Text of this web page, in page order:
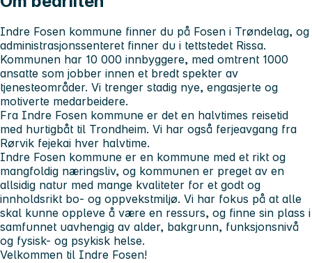
Indre Fosen kommune finner du på Fosen i Trøndelag, og
administrasjonssenteret finner du i tettstedet Rissa.
Kommunen har 10 000 innbyggere, med omtrent 1000
ansatte som jobber innen et bredt spekter av
tjenesteområder. Vi trenger stadig nye, engasjerte og
motiverte medarbeidere.
Fra Indre Fosen kommune er det en halvtimes reisetid
med hurtigbåt til Trondheim. Vi har også ferjeavgang fra
Rørvik fejekai hver halvtime.
Indre Fosen kommune er en kommune med et rikt og
mangfoldig næringsliv, og kommunen er preget av en
allsidig natur med mange kvaliteter for et godt og
innholdsrikt bo- og oppvekstmiljø. Vi har fokus på at alle
skal kunne oppleve å være en ressurs, og finne sin plass i
samfunnet uavhengig av alder, bakgrunn, funksjonsnivå
og fysisk- og psykisk helse.
Velkommen til Indre Fosen!